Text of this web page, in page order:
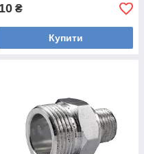
10 ₴
Купити